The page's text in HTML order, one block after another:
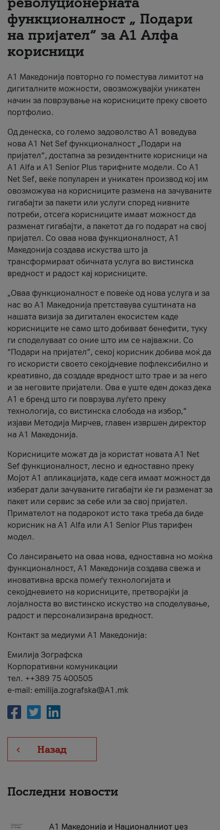
За нас
#ПодобарОнлајн
функционалност „ Подари
на пријател“ за А1 Алфа
корисници
А1 Македонија повторно го поместува лимитот на
дигиталните можности, овозможувајќи уникатен
начин за поврзување на корисниците преку своето
портфолио.
Од денеска, со големо задоволство А1 воведува
нова A1 Net Sef функционалност „Подари на
пријател“, достапна за резидентните корисници на
А1 Alfa и A1 Senior Plus тарифните модели. Со A1
Net Sef, веќе популарен и уникатен производ кој им
овозможува на корисниците размена на зачуваните
гигабајти за пакети или услуги според нивните
потреби, отсега корисниците имаат можност да
разменат гигабајти, а пакетот да го подарат на свој
пријател. Со оваа нова функционалност, А1
Македонија создава искуства што ја
трансформираат обичната услуга во вистинска
вредност и радост кај корисниците.
„Оваа функционалност е повеќе од нова услуга и за
нас во А1 Македонија претставува суштината на
нашата визија за дигитален екосистем каде
корисниците не само што добиваат бенефити, туку
ги споделуваат со оние што им се најважни. Со
“Подари на пријател”, секој корисник добива моќ да
го искористи своето секојдневие пофлексибилно и
креативно, да создаде вредност што трае и за него
и за неговите пријатели. Ова е уште еден доказ дека
А1 е бренд што ги поврзува луѓето преку
технологија, со вистинска слобода на избор,“
изјави Методија Мирчев, главен извршен директор
на А1 Македонија.
Корисниците можат да ја користат новата А1 Net
Sef функционалност, лесно и едноставно преку
Мојот А1 апликацијата, каде сега имаат можност да
изберат дали зачуваните гигабајти ќе ги разменат за
пакет или сервис за себе или за свој пријател.
Примателот на подарокот исто така треба да биде
корисник на А1 Alfa или A1 Senior Plus тарифен
модел.
Со лансирањето на оваа нова, едноставна но моќна
функционалност, А1 Македонија создава свежа и
иновативна врска помеѓу технологијата и
секојдневието на корисниците, претворајќи ја
лојалноста во вистинско искуство на споделување,
радост и персонализирана вредност.
Контакт за медиуми А1 Македонија:
Емилија Зографска
Корпоративни комуникации
тел. ++389 75 400505
e-mail: emilija.zografska@A1.mk
Назад
Последни новости
А1 Македонија и Националниот џез